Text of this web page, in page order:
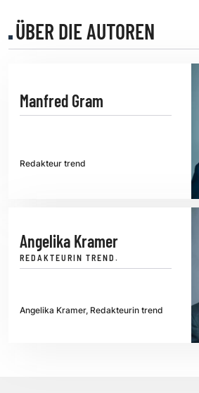
ÜBER DIE AUTOREN
Manfred Gram
Redakteur trend
Angelika Kramer
REDAKTEURIN TREND.
Angelika Kramer, Redakteurin trend